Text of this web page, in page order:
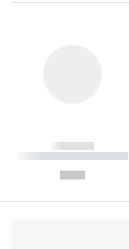
------------
----------- ----------- --------